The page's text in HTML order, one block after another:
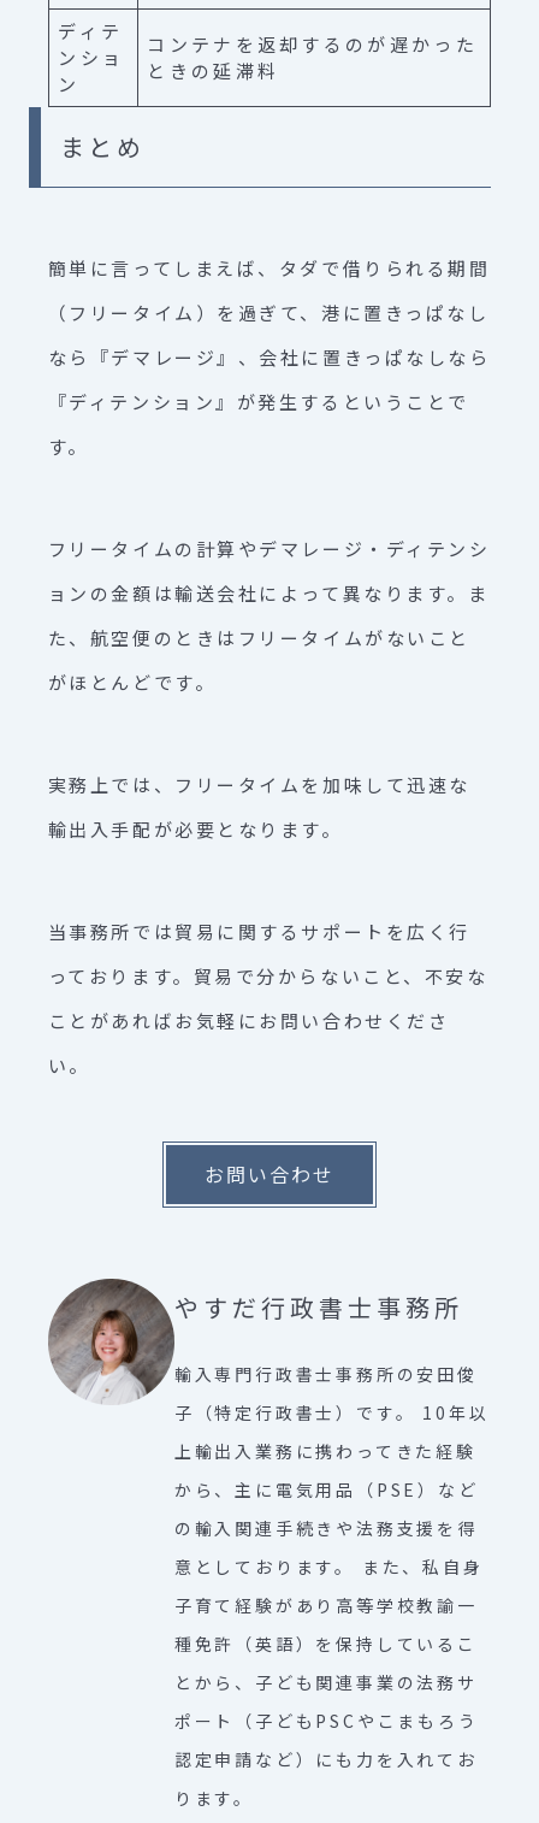
ディテ
ンショ
ン
コンテナを返却するのが遅かった
ときの延滞料
まとめ
簡単に言ってしまえば、タダで借りられる期間
（フリータイム）を過ぎて、港に置きっぱなし
なら『デマレージ』、会社に置きっぱなしなら
『ディテンション』が発生するということで
す。
フリータイムの計算やデマレージ・ディテンシ
ョンの金額は輸送会社によって異なります。ま
た、航空便のときはフリータイムがないこと
がほとんどです。
実務上では、フリータイムを加味して迅速な
輸出入手配が必要となります。
当事務所では貿易に関するサポートを広く行
っております。貿易で分からないこと、不安な
ことがあればお気軽にお問い合わせくださ
い。
お問い合わせ
やすだ行政書士事務所
輸入専門行政書士事務所の安田俊
子（特定行政書士）です。 10年以
上輸出入業務に携わってきた経験
から、主に電気用品（PSE）など
の輸入関連手続きや法務支援を得
意としております。 また、私自身
子育て経験があり高等学校教諭一
種免許（英語）を保持しているこ
とから、子ども関連事業の法務サ
ポート（子どもPSCやこまもろう
認定申請など）にも力を入れてお
ります。